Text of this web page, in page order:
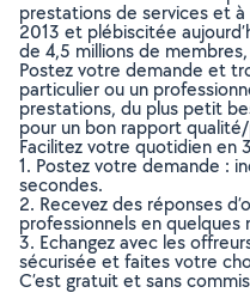
prestations de services et
2013 et plébiscitée
de 4,5 millions de
Postez votre demande et
particulier ou un
prestations, du plus petit
pour un bon rapport
Facilitez votre quotidien en
1. Postez votre demande :
secondes.
2. Recevez des réponses
professionnels en quelques
3. Echangez avec les
sécurisée et faites votre
C’est gratuit et sans